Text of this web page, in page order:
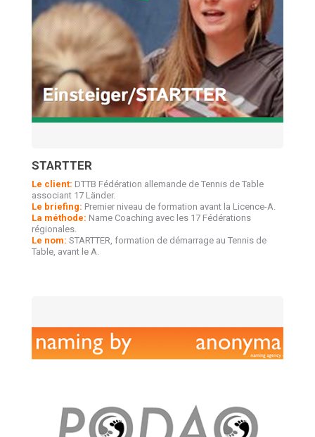
STARTTER
Le client: DTTB Fédération allemande de Tennis de Table
associant 17 Länder.
Le briefing: Premier niveau de formation avant la Licence-A.
La méthode: Name Coaching avec les 17 Fédérations
régionales.
Le nom: STARTTER, formation de démarrage au Tennis de
Table, avant le A.